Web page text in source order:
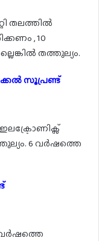
തലത്തിൽ
, 10
തത്തുല്യം.
സൂപ്രണ്ട്
6 വർഷത്തെ